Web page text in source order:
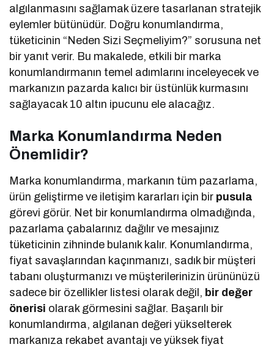
algılanmasını sağlamak üzere tasarlanan stratejik
eylemler bütünüdür. Doğru konumlandırma,
tüketicinin “Neden Sizi Seçmeliyim?” sorusuna net
bir yanıt verir. Bu makalede, etkili bir marka
konumlandırmanın temel adımlarını inceleyecek ve
markanızın pazarda kalıcı bir üstünlük kurmasını
sağlayacak 10 altın ipucunu ele alacağız.
Marka Konumlandırma Neden
Önemlidir?
Marka konumlandırma, markanın tüm pazarlama,
ürün geliştirme ve iletişim kararları için bir pusula
görevi görür. Net bir konumlandırma olmadığında,
pazarlama çabalarınız dağılır ve mesajınız
tüketicinin zihninde bulanık kalır. Konumlandırma,
fiyat savaşlarından kaçınmanızı, sadık bir müşteri
tabanı oluşturmanızı ve müşterilerinizin ürününüzü
sadece bir özellikler listesi olarak değil, bir değer
önerisi olarak görmesini sağlar. Başarılı bir
konumlandırma, algılanan değeri yükselterek
markanıza rekabet avantajı ve yüksek fiyat